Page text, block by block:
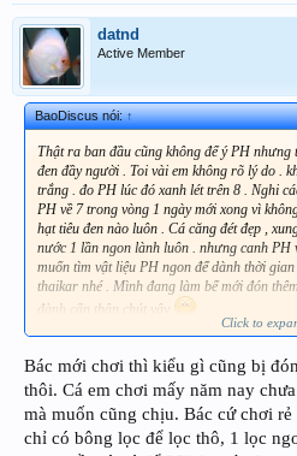
datnd
Active Member
BaoDiscus nói:↑
Thật ra ban đầu cũng không để ý PH
đen đầy người . Toi vài em không rõ lý do .
trắng . đo PH lúc đó xanh lét trên 8 . Nghi
PH về 7 trong vòng 1 ngày mới xong vì
hạt tiêu đen nào luôn . Cá căng đét đẹp ,
nước 1 lần ngon lành luôn . nhưng canh PH
muốn tìm vật liệu PH ngon để dành thời
thaikar nhé . Mình đang làm bể mới đón
đành cẩn thận chút vậy
Siêu mẫu chưa về nên đành ngắm qua avarta
Click to
Bác mới chơi thì kiểu gì cũng bị
thôi. Cá em chơi mấy năm nay
mà muốn cũng chịu. Bác cứ chơi
chỉ có bông lọc để lọc thô, 1 lọc